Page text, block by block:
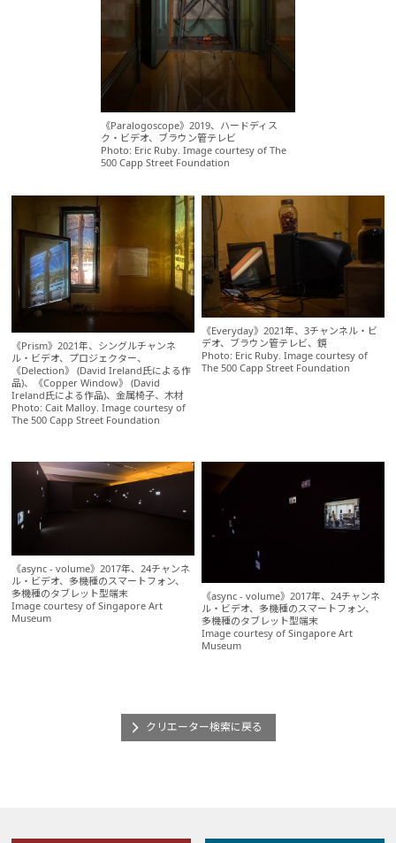
《Paralogoscope》2019、ハードディス
ク・ビデオ、ブラウン管テレビ
Photo: Eric Ruby. Image courtesy of The
500 Capp Street Foundation
《Prism》2021年、シングルチャンネ
ル・ビデオ、プロジェクター、
《Delection》 (David Ireland氏による作
品)、《Copper Window》 (David
Ireland氏による作品)、金属椅子、木材
Photo: Cait Malloy. Image courtesy of
The 500 Capp Street Foundation
《Everyday》2021年、3チャンネル・ビ
デオ、ブラウン管テレビ、鏡
Photo: Eric Ruby. Image courtesy of
The 500 Capp Street Foundation
《async - volume》2017年、24チャンネ
ル・ビデオ、多機種のスマートフォン、
多機種のタブレット型端末
Image courtesy of Singapore Art
Museum
《async - volume》2017年、24チャンネ
ル・ビデオ、多機種のスマートフォン、
多機種のタブレット型端末
Image courtesy of Singapore Art
Museum
クリエーター検索に戻る